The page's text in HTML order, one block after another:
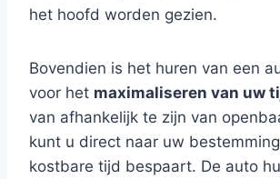
het hoofd worden gezien.
Bovendien is het huren van een
voor het maximaliseren van uw
van afhankelijk te zijn van
kunt u direct naar uw
kostbare tijd bespaart. De auto